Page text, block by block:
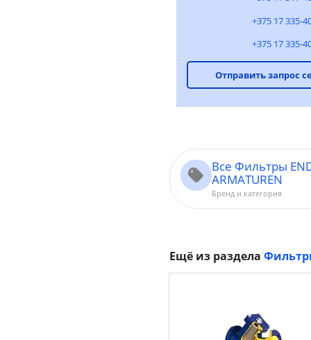
+375 17 335-
+375 17 335-
Отправить запрос
Все Фильтры
ARMATUREN
Бренд и категория
Ещё из раздела